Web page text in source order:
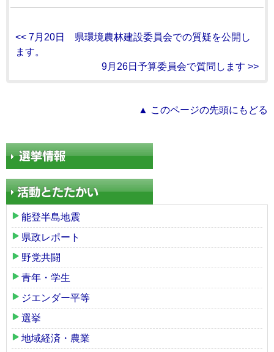
<< 7月20日 県環境農林建設委員会での質疑を公開し
ます。
9月26日予算委員会で質問します >>
▲ このページの先頭にもどる
能登半島地震
県政レポート
野党共闘
青年・学生
ジエンダー平等
選挙
地域経済・農業